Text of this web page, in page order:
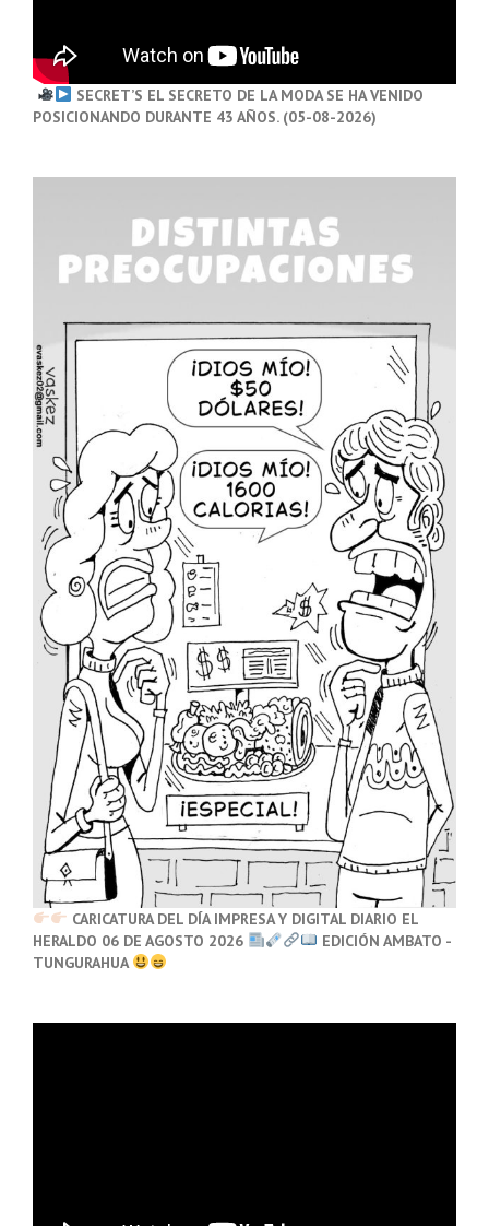
SECRET’S EL SECRETO DE LA MODA SE HA VENIDO
POSICIONANDO DURANTE 43 AÑOS. (05-08-2026)
CARICATURA DEL DÍA IMPRESA Y DIGITAL DIARIO EL
HERALDO 06 DE AGOSTO 2026
EDICIÓN AMBATO -
TUNGURAHUA